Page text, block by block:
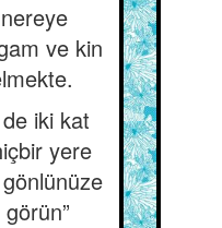
ve kin
iki kat
yere
görün”